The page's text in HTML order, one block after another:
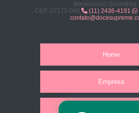
Bonsucesso Guarulhos
CEP: 07175-060
(11) 2436-4191
Home
Empresa